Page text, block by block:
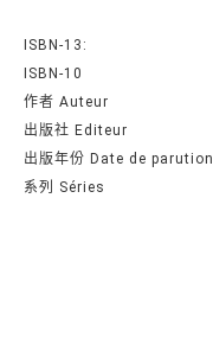
ISBN-13:
ISBN-10
作者 Auteur
出版社 Editeur
出版年份 Date de parution
系列 Séries